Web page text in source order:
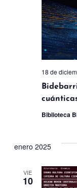
18 de
Biblioteca
enero 2025
VIE
10